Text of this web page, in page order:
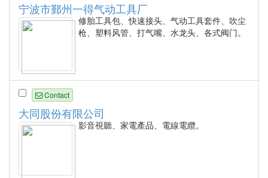
宁波市鄞州一得气动工具厂
修胎工具包、快速接头、气动工具套件、吹尘
枪、塑料风管、打气嘴、水龙头、各式阀门。
Contact
大同股份有限公司
影音視聽、家電產品、電線電纜。